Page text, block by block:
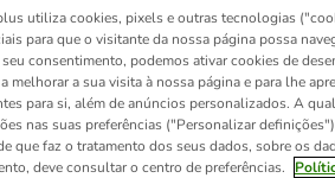
húmida
Até os mais exigentes cães vão achar difícil
utiliza cookies, pixels e outras tecnologias
para que o visitante da nossa página possa
consentimento, podemos ativar cookies de
melhorar a sua visita à nossa página e para lhe
para si, além de anúncios personalizados. A
nas suas preferências ("Personalizar
que faz o tratamento dos seus dados, sobre os
deve consultar o centro de preferências.